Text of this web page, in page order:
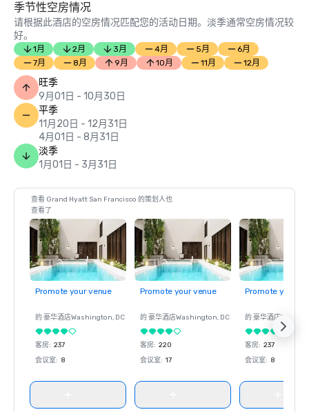
季节性空房情况
请根据此酒店的空房情况匹配您的活动日期。淡季通常空房情况较
好。
1月 2月 3月 4月 5月
6月
7月
8月 9月 10月 11月 12月
旺季
9月01日 - 10月30日
平季
11月20日 - 12月31日
4月01日 - 8月31日
淡季
1月01日 - 3月31日
查看 Grand Hyatt San Francisco 的策划人也
查看了
Promote your venue
的 豪华酒店Washington, DC
客房: 237
会议室: 8
Promote your venue
的 豪华酒店Washington, DC
客房: 220
会议室: 17
Promote your
的 豪华酒店
客房: 237
会议室: 8